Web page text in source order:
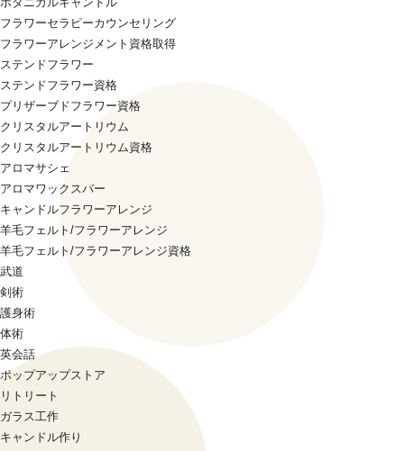
フラワーセラピーカウンセリング
フラワーアレンジメント資格取得
ステンドフラワー
ステンドフラワー資格
プリザーブドフラワー資格
クリスタルアートリウム
クリスタルアートリウム資格
アロマサシェ
アロマワックスバー
キャンドルフラワーアレンジ
羊毛フェルト/フラワーアレンジ
羊毛フェルト/フラワーアレンジ資格
武道
剣術
護身術
体術
英会話
ポップアップストア
リトリート
ガラス工作
キャンドル作り